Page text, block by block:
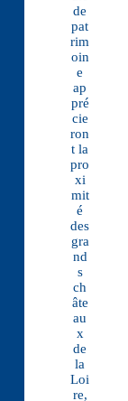
de
pat
rim
oin
e
ap
pré
cie
ron
t la
pro
xi
mit
é
des
gra
nd
s
ch
âte
au
x
de
la
Loi
re,